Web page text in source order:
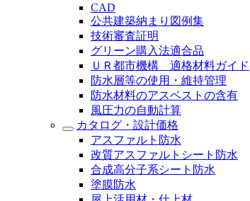
CAD
公共建築納まり図例集
技術審査証明
グリーン購入法適合品
ＵＲ都市機構 適格材料ガイド
防水層等の使用・維持管理
防水材料のアスベストの含有
風圧力の自動計算
カタログ・設計価格
アスファルト防水
改質アスファルトシート防水
合成高分子系シート防水
塗膜防水